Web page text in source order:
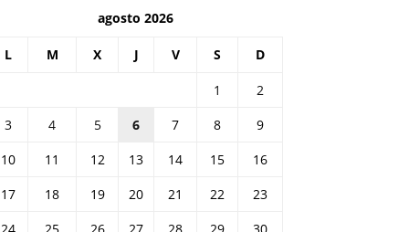
agosto 2026
L M X J V S D
1
2
3
4 5 6 7 8
9
10
11 12 13 14 15
16
17
18 19 20 21 22
23